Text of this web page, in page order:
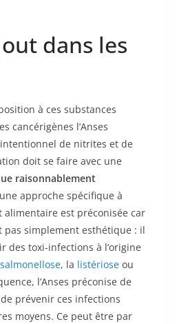
dans les
à ces substances
cancérigènes l’Anses
de nitrites et de
doit se faire avec une
raisonnablement
approche spécifique à
est préconisée car
pas simplement esthétique : il
des toxi-infections à l’origine
salmonellose, la listériose ou
prévenir ces infections
moyens. Ce peut être par